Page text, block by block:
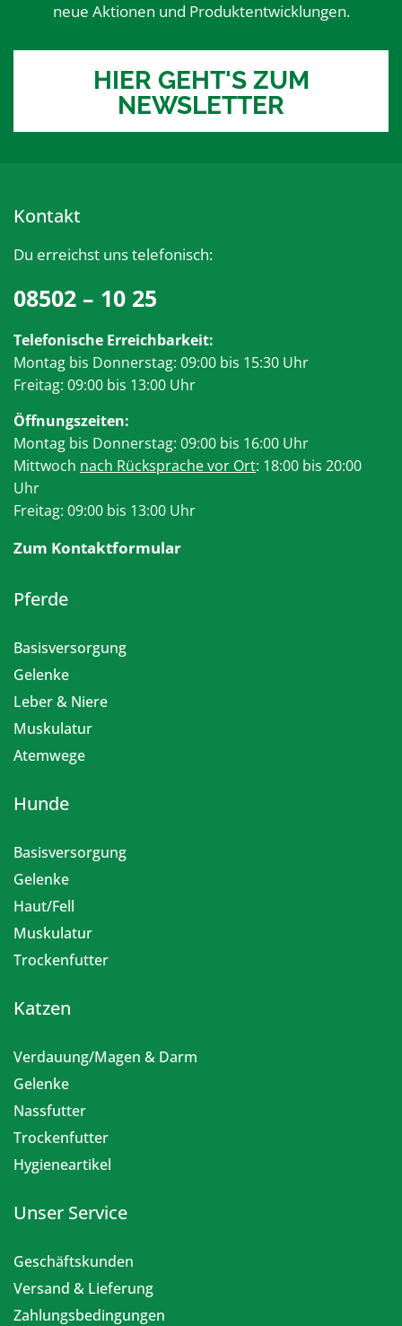
neue Aktionen und Produktentwicklungen.
HIER GEHT'S ZUM
NEWSLETTER
Kontakt
Du erreichst uns telefonisch:
08502 – 10 25
Telefonische Erreichbarkeit:
Montag bis Donnerstag: 09:00 bis 15:30 Uhr
Freitag: 09:00 bis 13:00 Uhr
Öffnungszeiten:
Montag bis Donnerstag: 09:00 bis 16:00 Uhr
Mittwoch nach Rücksprache vor Ort: 18:00 bis 20:00
Uhr
Freitag: 09:00 bis 13:00 Uhr
Zum Kontaktformular
Pferde
Basisversorgung
Gelenke
Leber & Niere
Muskulatur
Atemwege
Hunde
Basisversorgung
Gelenke
Haut/Fell
Muskulatur
Trockenfutter
Katzen
Verdauung/Magen & Darm
Gelenke
Nassfutter
Trockenfutter
Hygieneartikel
Unser Service
Geschäftskunden
Versand & Lieferung
Zahlungsbedingungen